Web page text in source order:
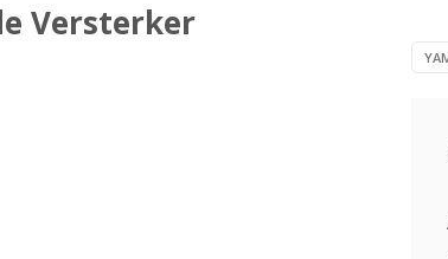
Versterker